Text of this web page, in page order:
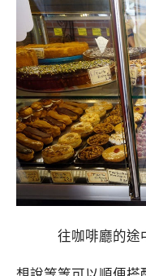
往咖啡廳的途